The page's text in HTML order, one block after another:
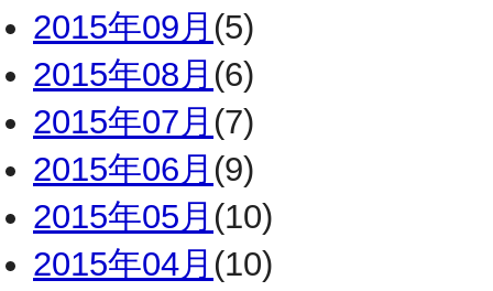
2015年09月 (5)
2015年08月 (6)
2015年07月 (7)
2015年06月 (9)
2015年05月 (10)
2015年04月 (10)